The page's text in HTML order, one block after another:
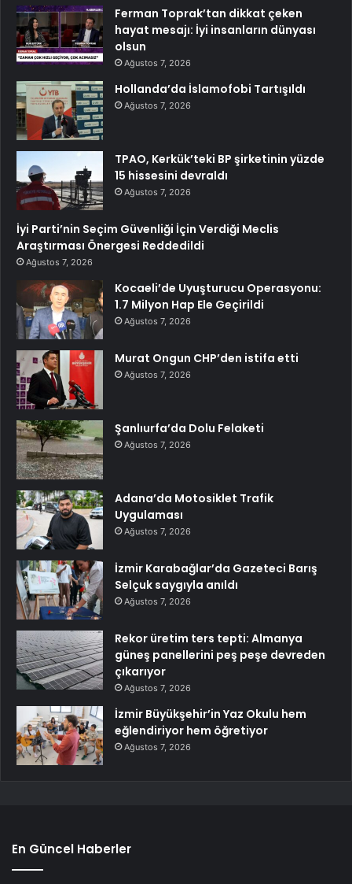
Ferman Toprak’tan dikkat çeken
hayat mesajı: İyi insanların dünyası
olsun
Ağustos 7, 2026
Hollanda’da İslamofobi Tartışıldı
Ağustos 7, 2026
TPAO, Kerkük’teki BP şirketinin yüzde
15 hissesini devraldı
Ağustos 7, 2026
İyi Parti’nin Seçim Güvenliği İçin Verdiği Meclis
Araştırması Önergesi Reddedildi
Ağustos 7, 2026
Kocaeli’de Uyuşturucu Operasyonu:
1.7 Milyon Hap Ele Geçirildi
Ağustos 7, 2026
Murat Ongun CHP’den istifa etti
Ağustos 7, 2026
Şanlıurfa’da Dolu Felaketi
Ağustos 7, 2026
Adana’da Motosiklet Trafik
Uygulaması
Ağustos 7, 2026
İzmir Karabağlar’da Gazeteci Barış
Selçuk saygıyla anıldı
Ağustos 7, 2026
Rekor üretim ters tepti: Almanya
güneş panellerini peş peşe devreden
çıkarıyor
Ağustos 7, 2026
İzmir Büyükşehir’in Yaz Okulu hem
eğlendiriyor hem öğretiyor
Ağustos 7, 2026
En Güncel Haberler